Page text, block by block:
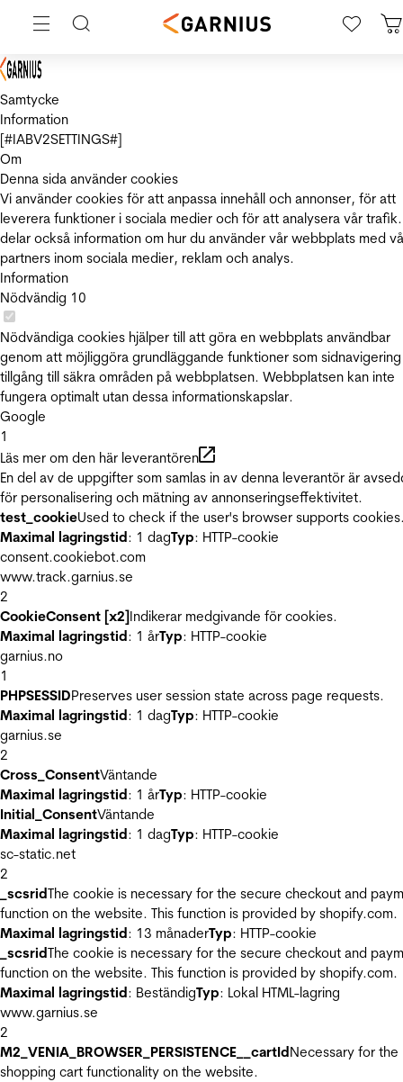
Samtycke
Information
[#IABV2SETTINGS#]
Om
Denna sida använder cookies
Vi använder cookies för att anpassa innehåll och annonser, för att
leverera funktioner i sociala medier och för att analysera vår
delar också information om hur du använder vår webbplats med
partners inom sociala medier, reklam och analys.
Information
Nödvändig 10
Nödvändiga cookies hjälper till att göra en webbplats användbar
genom att möjliggöra grundläggande funktioner som
tillgång till säkra områden på webbplatsen. Webbplatsen kan inte
fungera optimalt utan dessa informationskapslar.
Google
1
Läs mer om den här leverantören
En del av de uppgifter som samlas in av denna leverantör är
för personalisering och mätning av annonseringseffektivitet.
test_cookieUsed to check if the user's browser supports
Maximal lagringstid: 1 dagTyp: HTTP-cookie
consent.cookiebot.com
www.track.garnius.se
2
CookieConsent [x2]Indikerar medgivande för cookies.
Maximal lagringstid: 1 årTyp: HTTP-cookie
garnius.no
1
PHPSESSIDPreserves user session state across page requests.
Maximal lagringstid: 1 dagTyp: HTTP-cookie
garnius.se
2
Cross_ConsentVäntande
Maximal lagringstid: 1 årTyp: HTTP-cookie
Initial_ConsentVäntande
Maximal lagringstid: 1 dagTyp: HTTP-cookie
sc-static.net
2
_scsridThe cookie is necessary for the secure checkout and
function on the website. This function is provided by shopify.com.
Maximal lagringstid: 13 månaderTyp: HTTP-cookie
_scsridThe cookie is necessary for the secure checkout and
function on the website. This function is provided by shopify.com.
Maximal lagringstid: BeständigTyp: Lokal HTML-lagring
www.garnius.se
2
M2_VENIA_BROWSER_PERSISTENCE__cartIdNecessary for the
shopping cart functionality on the website.